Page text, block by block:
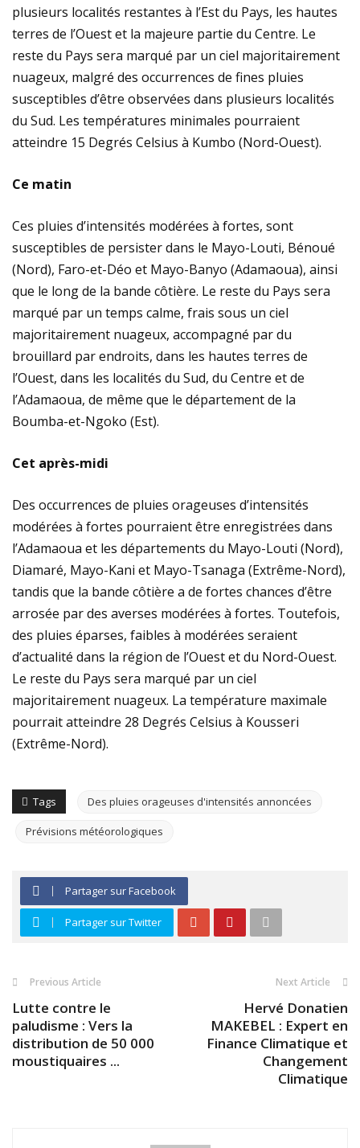
plusieurs localités restantes à l’Est du Pays, les hautes
terres de l’Ouest et la majeure partie du Centre. Le
reste du Pays sera marqué par un ciel majoritairement
nuageux, malgré des occurrences de fines pluies
susceptibles d’être observées dans plusieurs localités
du Sud. Les températures minimales pourraient
atteindre 15 Degrés Celsius à Kumbo (Nord-Ouest).
Ce matin
Ces pluies d’intensités modérées à fortes, sont
susceptibles de persister dans le Mayo-Louti, Bénoué
(Nord), Faro-et-Déo et Mayo-Banyo (Adamaoua), ainsi
que le long de la bande côtière. Le reste du Pays sera
marqué par un temps calme, frais sous un ciel
majoritairement nuageux, accompagné par du
brouillard par endroits, dans les hautes terres de
l’Ouest, dans les localités du Sud, du Centre et de
l’Adamaoua, de même que le département de la
Boumba-et-Ngoko (Est).
Cet après-midi
Des occurrences de pluies orageuses d’intensités
modérées à fortes pourraient être enregistrées dans
l’Adamaoua et les départements du Mayo-Louti (Nord),
Diamaré, Mayo-Kani et Mayo-Tsanaga (Extrême-Nord),
tandis que la bande côtière a de fortes chances d’être
arrosée par des averses modérées à fortes. Toutefois,
des pluies éparses, faibles à modérées seraient
d’actualité dans la région de l’Ouest et du Nord-Ouest.
Le reste du Pays sera marqué par un ciel
majoritairement nuageux. La température maximale
pourrait atteindre 28 Degrés Celsius à Kousseri
(Extrême-Nord).
Tags Des pluies orageuses d'intensités annoncées
Prévisions météorologiques
Partager sur Facebook
Partager sur Twitter
Previous Article
Lutte contre le
paludisme : Vers la
distribution de 50 000
moustiquaires ...
Next Article
Hervé Donatien
MAKEBEL : Expert en
Finance Climatique et
Changement
Climatique